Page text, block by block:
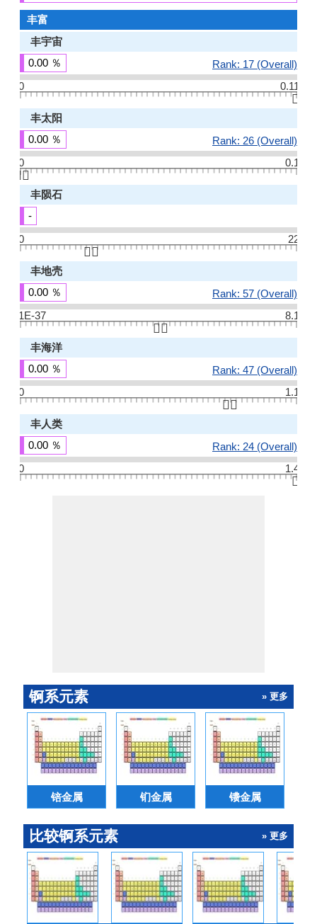
丰富
丰宇宙
0.00 ％
Rank: 17 (Overall)
0
0.11
👆🏻
丰太阳
0.00 ％
Rank: 26 (Overall)
0
0.1
👆🏻
丰陨石
-
0
22
👆🏻
丰地壳
0.00 ％
Rank: 57 (Overall)
1E-37
8.1
👆🏻
丰海洋
0.00 ％
Rank: 47 (Overall)
0
1.1
👆🏻
丰人类
0.00 ％
Rank: 24 (Overall)
0
1.4
👆🏻
锕系元素 » 更多
锫金属 钔金属 镄金属
比较锕系元素 » 更多